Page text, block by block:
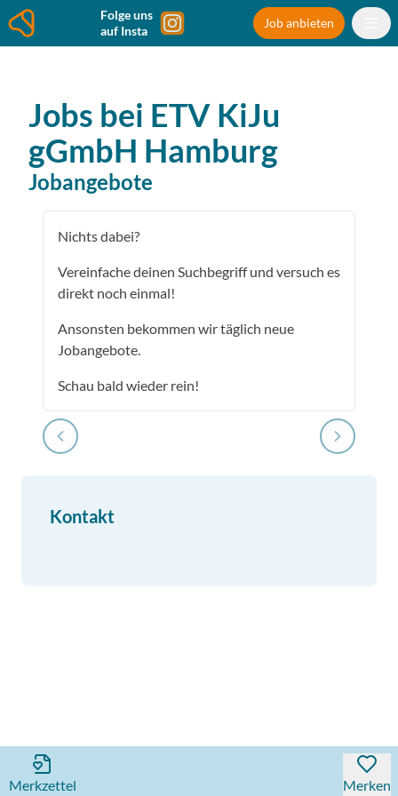
Folge uns
auf Insta
Job anbieten
Jobs bei ETV KiJu
gGmbH Hamburg
Jobangebote
Nichts dabei?
Vereinfache deinen Suchbegriff und versuch es
direkt noch einmal!
Ansonsten bekommen wir täglich neue
Jobangebote.
Schau bald wieder rein!
Kontakt
Merkzettel Merken